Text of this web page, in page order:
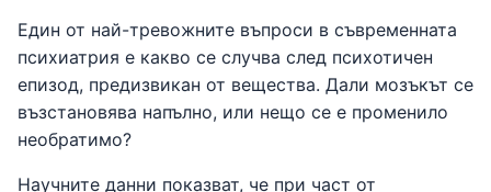
Един от най-тревожните въпроси в съвременната
психиатрия е какво се случва след психотичен
епизод, предизвикан от вещества. Дали мозъкът се
възстановява напълно, или нещо се е променило
необратимо?
Научните данни показват, че при част от